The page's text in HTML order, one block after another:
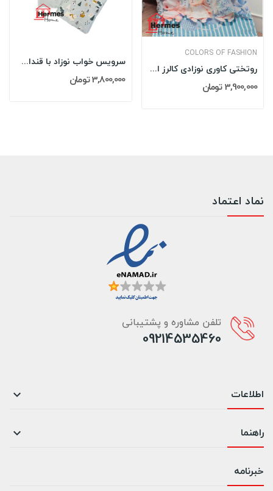
سرویس خواب نوزاد با قنداق چاپی مادرکر...
3,800,000 تومان
COLORS OF FASHION
روتختی کاوری نوزادی کالرز اف فشن COLORS OF...
3,900,000 تومان
نماد اعتماد
تلفن مشاوره و پشتیبانی
09214535460
اطلاعات 
راهنما 
خبرنامه